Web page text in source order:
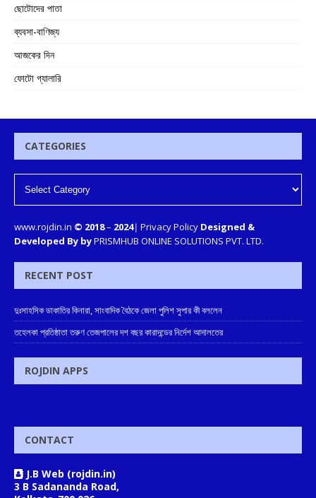
ছোটোদের পাতা
ব্যবসা-বাণিজ্য
আজকের দিন
ফোটো গ্যালারি
CATEGORIES
www.rojdin.in © 2018– 2024| Privacy Policy Designed &
Developed By byPRISMHUB ONLINE SOLUTIONS PVT. LTD.
RECENT POST
দুঃসাহসিক ডাকাতির কিনারা, সাংবাদিক বৈঠকে জেলা পুলিশ সুপার কী বললেন
তহেলকা প্রতিষ্ঠাতা তরুণ তেজপালের দশ বছর কারাদন্ডের নির্দেশ আদালতের
ROJDIN APPS
CONTACT
J.B Web (rojdin.in)
3 B Sadananda Road,